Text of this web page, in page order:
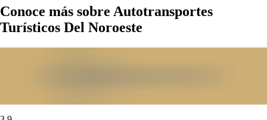
Conoce más sobre Autotransportes
Turísticos Del Noroeste